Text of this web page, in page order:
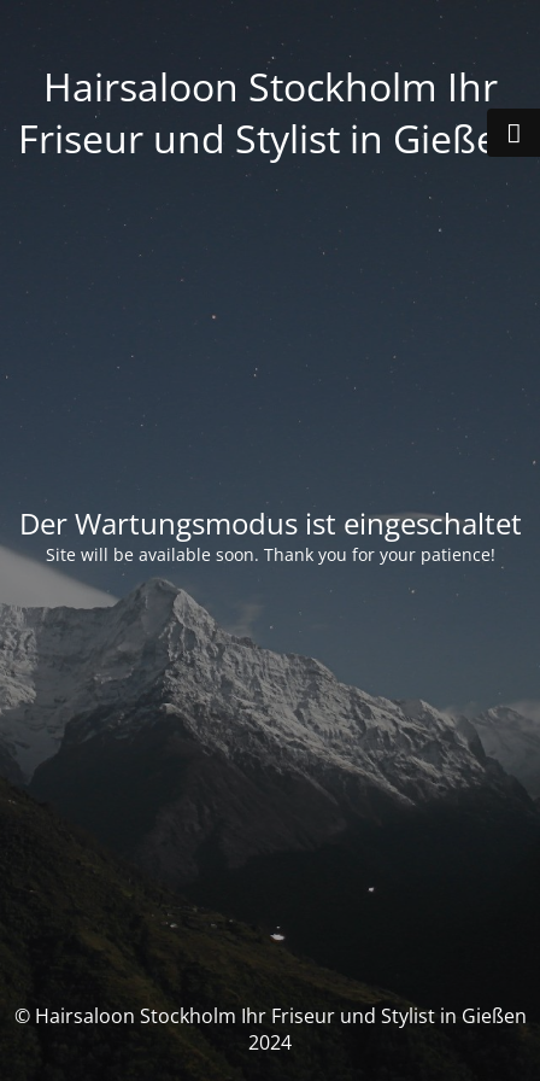
Hairsaloon Stockholm Ihr
Friseur und Stylist in Gießen
Der Wartungsmodus ist eingeschaltet
Site will be available soon. Thank you for your patience!
© Hairsaloon Stockholm Ihr Friseur und Stylist in Gießen
2024